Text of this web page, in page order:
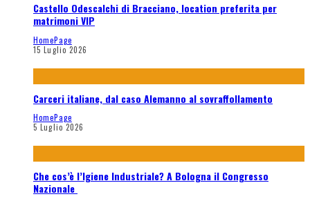
Castello Odescalchi di Bracciano, location preferita per
matrimoni VIP
HomePage
15 Luglio 2026
Carceri italiane, dal caso Alemanno al sovraffollamento
HomePage
5 Luglio 2026
Che cos’è l’Igiene Industriale? A Bologna il Congresso
Nazionale